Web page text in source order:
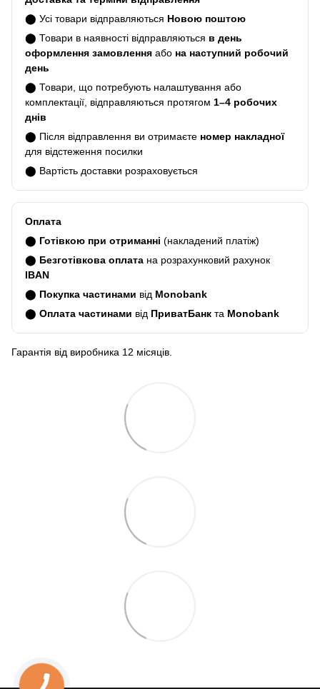
⬤ Усі товари відправляються Новою поштою
⬤ Товари в наявності відправляються в день
оформлення замовлення або на наступний робочий
день
⬤ Товари, що потребують налаштування або
комплектації, відправляються протягом 1–4 робочих
днів
⬤ Після відправлення ви отримаєте номер накладної
для відстеження посилки
⬤ Вартість доставки розраховується
Оплата
⬤ Готівкою при отриманні (накладений платіж)
⬤ Безготівкова оплата на розрахунковий рахунок
IBAN
⬤ Покупка частинами від Monobank
⬤ Оплата частинами від ПриватБанк та Monobank
Гарантія від виробника 12 місяців.